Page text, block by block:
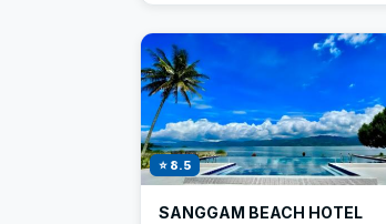
⭐ 8.5
SANGGAM BEACH HOTEL